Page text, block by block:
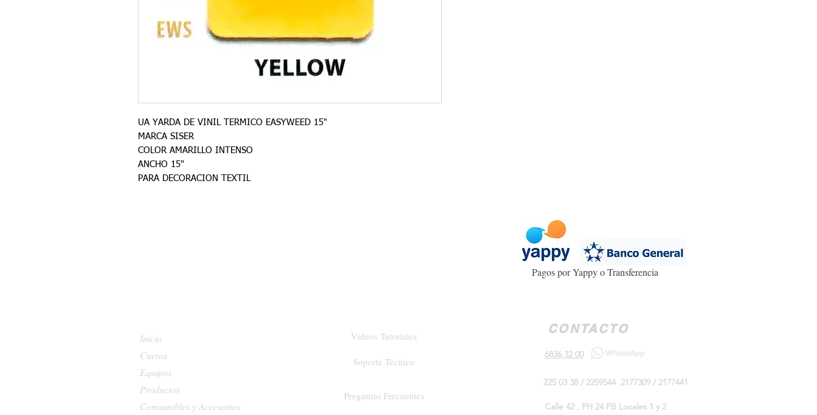
UA YARDA DE VINIL TERMICO EASYWEED 15"
MARCA SISER
COLOR AMARILLO INTENSO
ANCHO 15"
PARA DECORACION TEXTIL
Pagos por Yappy o Transferencia
Inicio
Cursos
Equipos
Productos
Consumibles y Accesorios
Soporte Técnico
Videos Tutoriales
Preguntas Frecuentes
CONTACTO
6836 32 00
225 03 38 / 2259544 2177309 / 2177441
Calle 42 , PH 24 PB Locales 1 y 2